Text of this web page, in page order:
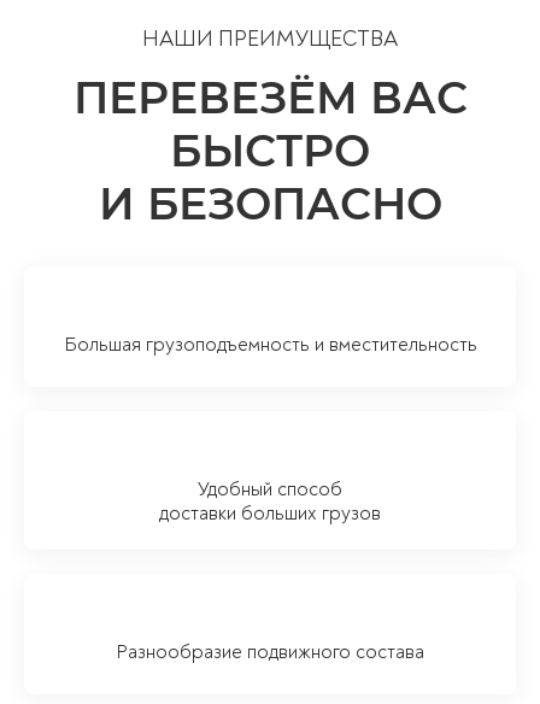
Большая грузоподъемность и вместительность
Удобный способ
доставки больших грузов
Разнообразие подвижного состава
НАШИ ПРЕИМУЩЕСТВА
ПЕРЕВЕЗЁМ ВАС
БЫСТРО
И БЕЗОПАСНО